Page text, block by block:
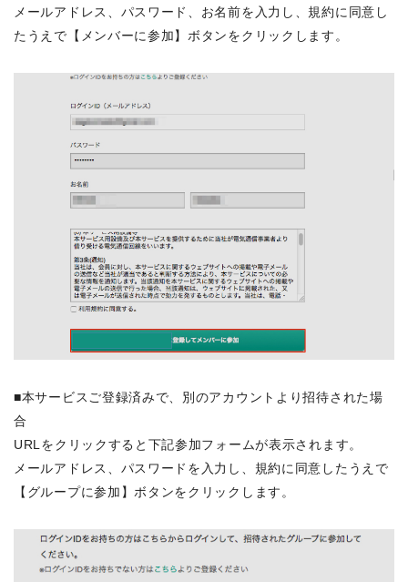
メールアドレス、パスワード、お名前を入力し、規約に同意し
たうえで【メンバーに参加】ボタンをクリックします。
■本サービスご登録済みで、別のアカウントより招待された場
合
URLをクリックすると下記参加フォームが表示されます。
メールアドレス、パスワードを入力し、規約に同意したうえで
【グループに参加】ボタンをクリックします。